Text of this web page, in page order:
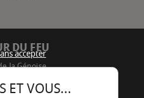
DU FEU
la Génoise
accepter
ET VOUS...